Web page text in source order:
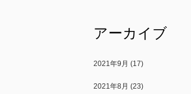
アーカイブ
2021年9月 (17)
2021年8月 (23)